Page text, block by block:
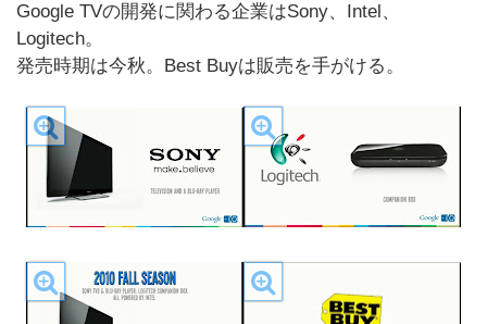
Google TVの開発に関わる企業はSony、Intel、
Logitech。
発売時期は今秋。Best Buyは販売を手がける。